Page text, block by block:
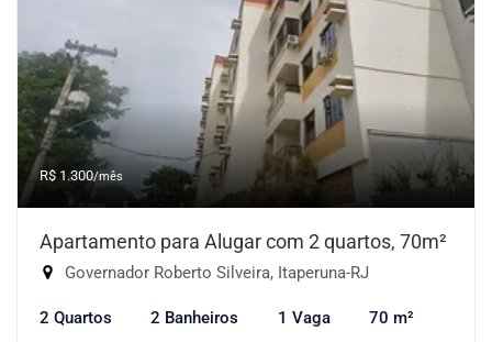
R$ 1.300/mês
Apartamento para Alugar com 2 quartos, 70m²
Governador Roberto Silveira, Itaperuna-RJ
2 Quartos 2 Banheiros 1 Vaga 70 m²